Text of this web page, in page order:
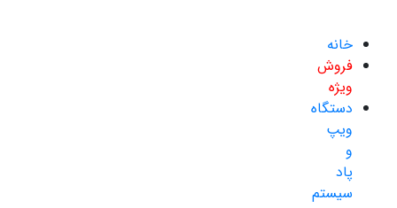
خانه
فروش
ویژه
دستگاه
ویپ
و
پاد
سیستم